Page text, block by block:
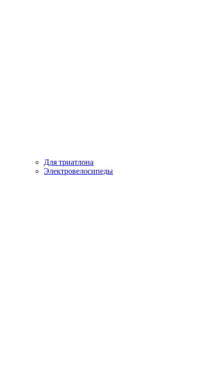
Для триатлона
Электровелосипеды